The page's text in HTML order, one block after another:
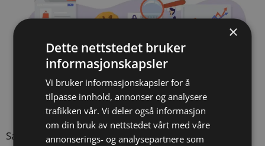
Samtykker er viktig for å drive målrettet og effektiv
×
Dette nettstedet bruker
informasjonskapsler
Vi bruker informasjonskapsler for å
tilpasse innhold, annonser og analysere
trafikken vår. Vi deler også informasjon
om din bruk av nettstedet vårt med våre
annonserings- og analysepartnere som